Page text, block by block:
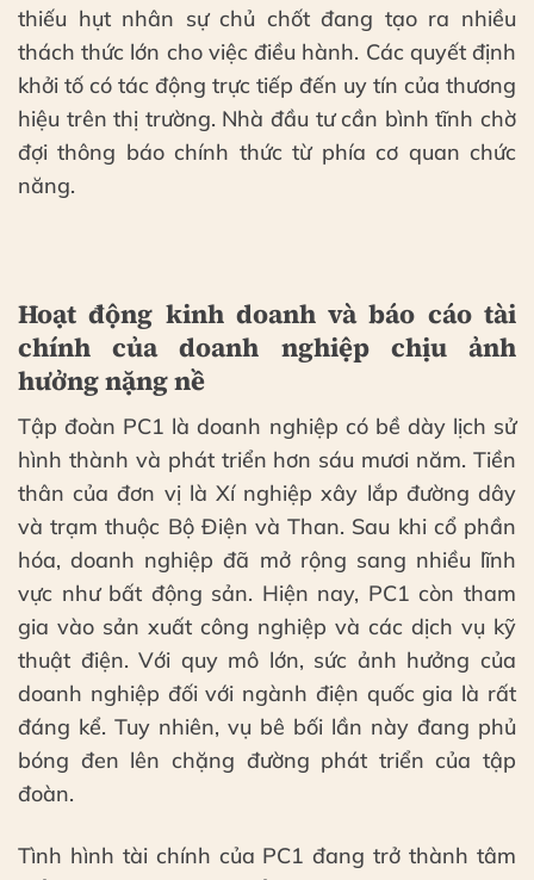
thiếu hụt nhân sự chủ chốt đang tạo ra nhiều
thách thức lớn cho việc điều hành. Các quyết định
khởi tố có tác động trực tiếp đến uy tín của thương
hiệu trên thị trường. Nhà đầu tư cần bình tĩnh chờ
đợi thông báo chính thức từ phía cơ quan chức
năng.
Hoạt động kinh doanh và báo cáo tài
chính của doanh nghiệp chịu ảnh
hưởng nặng nề
Tập đoàn PC1 là doanh nghiệp có bề dày lịch sử
hình thành và phát triển hơn sáu mươi năm. Tiền
thân của đơn vị là Xí nghiệp xây lắp đường dây
và trạm thuộc Bộ Điện và Than. Sau khi cổ phần
hóa, doanh nghiệp đã mở rộng sang nhiều lĩnh
vực như bất động sản. Hiện nay, PC1 còn tham
gia vào sản xuất công nghiệp và các dịch vụ kỹ
thuật điện. Với quy mô lớn, sức ảnh hưởng của
doanh nghiệp đối với ngành điện quốc gia là rất
đáng kể. Tuy nhiên, vụ bê bối lần này đang phủ
bóng đen lên chặng đường phát triển của tập
đoàn.
Tình hình tài chính của PC1 đang trở thành tâm